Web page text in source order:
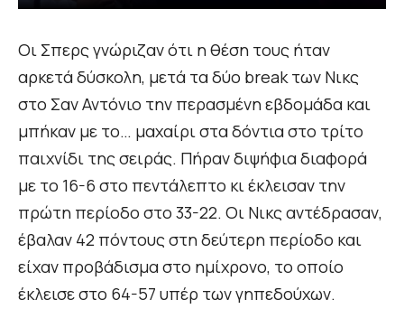
Oι Σπερς γνώριζαν ότι η θέση τους ήταν
αρκετά δύσκολη, μετά τα δύο break των Νικς
στο Σαν Αντόνιο την περασμένη εβδομάδα και
μπήκαν με το… μαχαίρι στα δόντια στο τρίτο
παιχνίδι της σειράς. Πήραν διψήφια διαφορά
με το 16-6 στο πεντάλεπτο κι έκλεισαν την
πρώτη περίοδο στο 33-22. Οι Νικς αντέδρασαν,
έβαλαν 42 πόντους στη δεύτερη περίοδο και
είχαν προβάδισμα στο ημίχρονο, το οποίο
έκλεισε στο 64-57 υπέρ των γηπεδούχων.